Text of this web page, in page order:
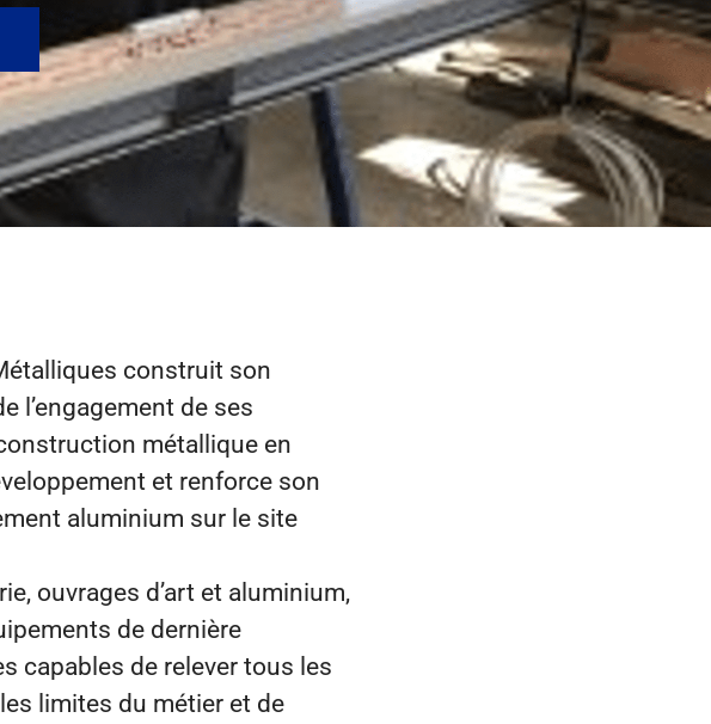
construit son
l’engagement de ses
métallique en
et renforce son
aluminium sur le site
ouvrages d’art et aluminium,
de dernière
capables de relever tous les
limites du métier et de